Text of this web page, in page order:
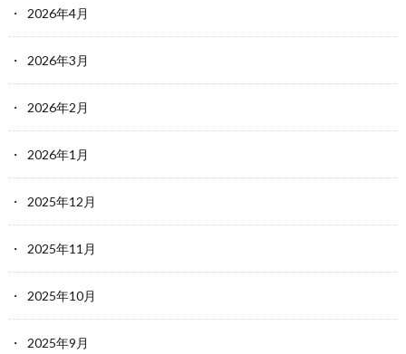
2026年4月
2026年3月
2026年2月
2026年1月
2025年12月
2025年11月
2025年10月
2025年9月